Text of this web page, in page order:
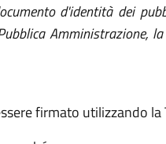
d'identità dei
Amministrazione,
firmato utilizzando la